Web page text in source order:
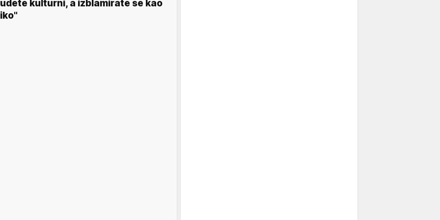
kulturni, a izblamirate se kao